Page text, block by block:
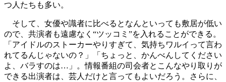
つ人たちも多い。
そして、女優や識者に比べるとなんといっても敷居が低い
ので、共演者も遠慮なく“ツッコミ”を入れることができる。
「アイドルのストーカーやりすぎて、気持ちワルイって言わ
れてるんじゃないの？」「ちょっと、かんべんしてください
よ、バラすのは…」。情報番組の司会者とこんなやり取りが
できる出演者は、芸人だけと言ってもよいだろう。さらに、